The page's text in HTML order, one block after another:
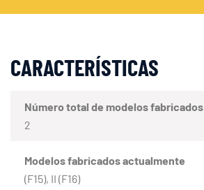
CARACTERÍSTICAS
Número total de modelos fabricados
2
Modelos fabricados actualmente
(F15), II (F16)